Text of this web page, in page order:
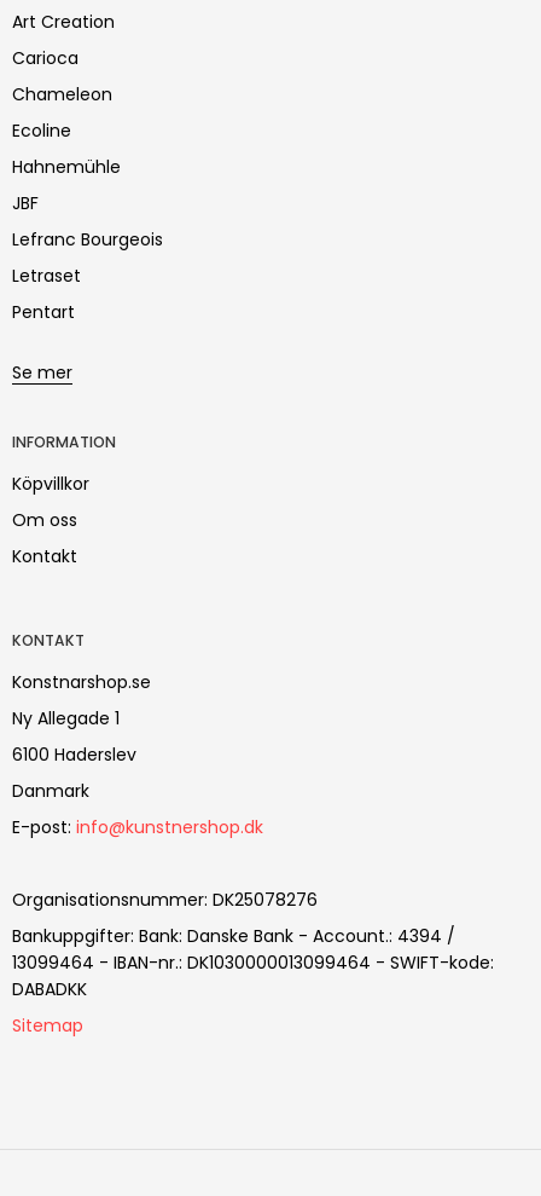
Art Creation
Carioca
Chameleon
Ecoline
Hahnemühle
JBF
Lefranc Bourgeois
Letraset
Pentart
Se mer
INFORMATION
Köpvillkor
Om oss
Kontakt
KONTAKT
Konstnarshop.se
Ny Allegade 1
6100 Haderslev
Danmark
E-post: info@kunstnershop.dk
Organisationsnummer: DK25078276
Bankuppgifter: Bank: Danske Bank - Account.: 4394 /
13099464 - IBAN-nr.: DK1030000013099464 - SWIFT-kode:
DABADKK
Sitemap